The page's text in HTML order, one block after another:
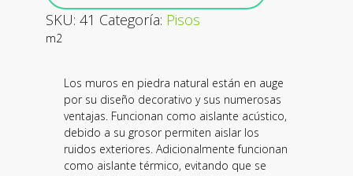
SKU: 41 Categoría: Pisos
m2
Los muros en piedra natural están en auge
por su diseño decorativo y sus numerosas
ventajas. Funcionan como aislante acústico,
debido a su grosor permiten aislar los
ruidos exteriores. Adicionalmente funcionan
como aislante térmico, evitando que se